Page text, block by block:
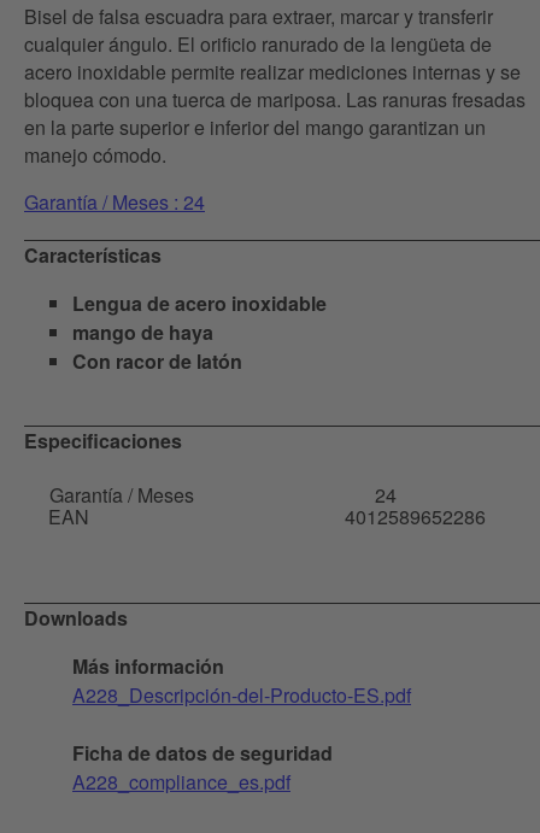
Bisel de falsa escuadra para extraer, marcar y transferir
cualquier ángulo. El orificio ranurado de la lengüeta de
acero inoxidable permite realizar mediciones internas y se
bloquea con una tuerca de mariposa. Las ranuras fresadas
en la parte superior e inferior del mango garantizan un
manejo cómodo.
Garantía / Meses : 24
Características
Lengua de acero inoxidable
mango de haya
Con racor de latón
Especificaciones
Garantía / Meses
24
EAN 4012589652286
Downloads
Más información
A228_Descripción-del-Producto-ES.pdf
Ficha de datos de seguridad
A228_compliance_es.pdf